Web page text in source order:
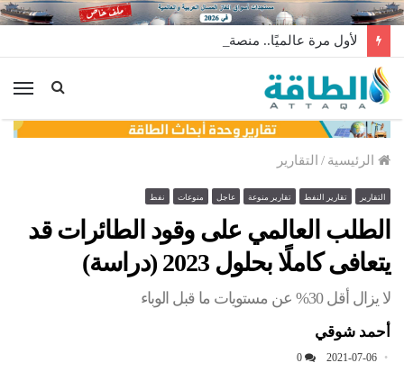
الرئيسية / التقارير
التقارير تقارير النفط تقارير منوعة عاجل منوعات نفط
الطلب العالمي على وقود الطائرات قد
يتعافى كاملًا بحلول 2023 (دراسة)
لا يزال أقل 30% عن مستويات ما قبل الوباء
أحمد شوقي
2021-07-06
0